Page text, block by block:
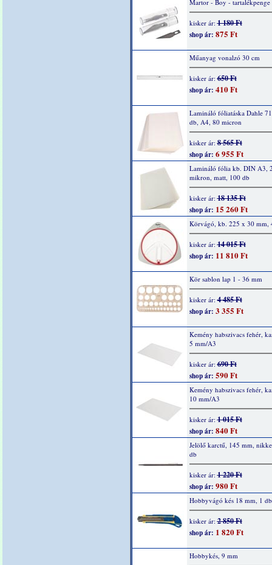
Martor - Boy - tartalékpenge
kisker ár:1 180 Ft
shop ár: 875 Ft
Műanyag vonalzó 30 cm
kisker ár:650 Ft
shop ár: 410 Ft
Lamináló fóliatáska Dahle
db, A4, 80 micron
kisker ár:8 565 Ft
shop ár: 6 955 Ft
Lamináló fólia kb. DIN A3,
mikron, matt, 100 db
kisker ár:18 135 Ft
shop ár: 15 260 Ft
Körvágó, kb. 225 x 30 mm,
kisker ár:14 015 Ft
shop ár: 11 810 Ft
Kör sablon lap 1 - 36 mm
kisker ár:4 485 Ft
shop ár: 3 355 Ft
Kemény habszivacs fehér,
5 mm/A3
kisker ár:690 Ft
shop ár: 590 Ft
Kemény habszivacs fehér,
10 mm/A3
kisker ár:1 015 Ft
shop ár: 840 Ft
Jelölő karctű, 145 mm,
db
kisker ár:1 220 Ft
shop ár: 980 Ft
Hobbyvágó kés 18 mm, 1 db
kisker ár:2 850 Ft
shop ár: 1 820 Ft
Hobbykés, 9 mm